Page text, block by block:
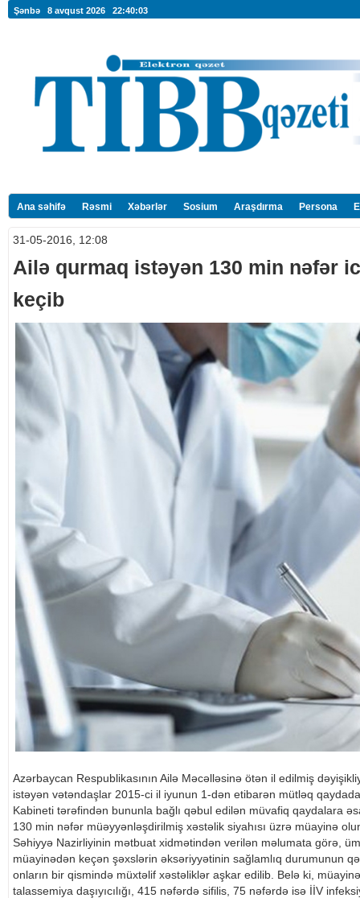
Şənbə 8 avqust 2026 22:40:04
Ana səhifə Rəsmi Xəbərlər Sosium Araşdırma Persona
31-05-2016, 12:08
Ailə qurmaq istəyən 130 min nəfər
keçib
Azərbaycan Respublikasının Ailə Məcəlləsinə ötən il edilmiş
istəyən vətəndaşlar 2015-ci il iyunun 1-dən etibarən mütləq
Kabineti tərəfindən bununla bağlı qəbul edilən müvafiq qaydalara
130 min nəfər müəyyənləşdirilmiş xəstəlik siyahısı üzrə müayinə
Səhiyyə Nazirliyinin mətbuat xidmətindən verilən məlumata görə,
müayinədən keçən şəxslərin əksəriyyətinin sağlamlıq durumunun
onların bir qismində müxtəlif xəstəliklər aşkar edilib. Belə ki,
talassemiya daşıyıcılığı, 415 nəfərdə sifilis, 75 nəfərdə isə İİV